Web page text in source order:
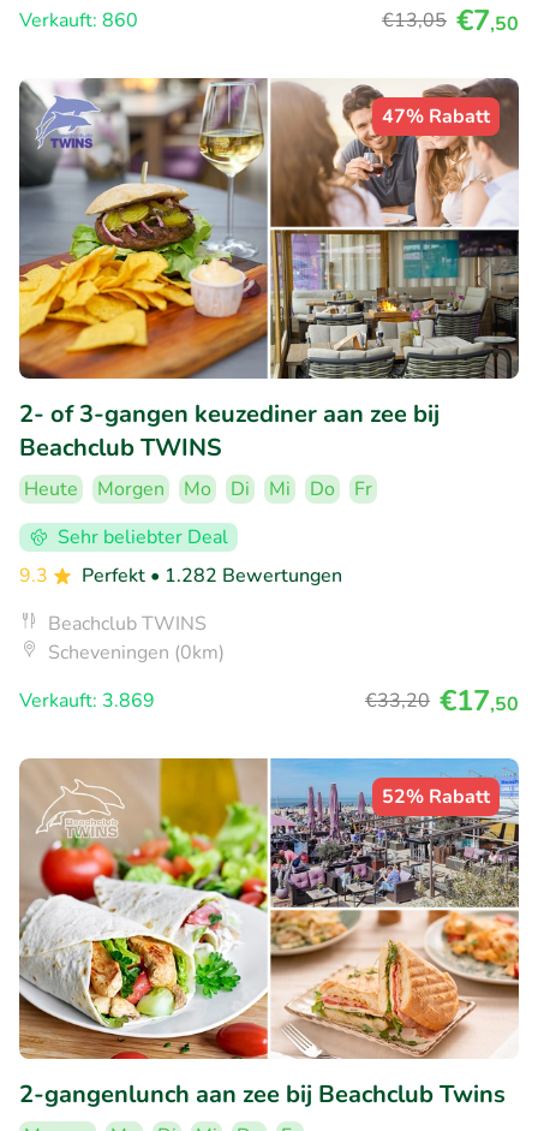
Verkauft: 860
€13,05 €7,50
47% Rabatt
2- of 3-gangen keuzediner aan zee bij
Beachclub TWINS
Heute Morgen Mo Di Mi Do
Fr
Sehr beliebter Deal
9.3
Perfekt • 1.282 Bewertungen
Beachclub TWINS
Scheveningen (0km)
Verkauft: 3.869
€33,20 €17,50
52% Rabatt
2-gangenlunch aan zee bij Beachclub Twins